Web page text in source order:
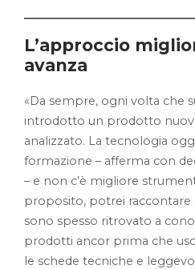
L’approccio
avanza
«Da sempre, ogni volta che
introdotto un prodotto
analizzato. La tecnologia
formazione – afferma con
– e non c’è migliore
proposito, potrei raccontare
sono spesso ritrovato a
prodotti ancor prima che
le schede tecniche e